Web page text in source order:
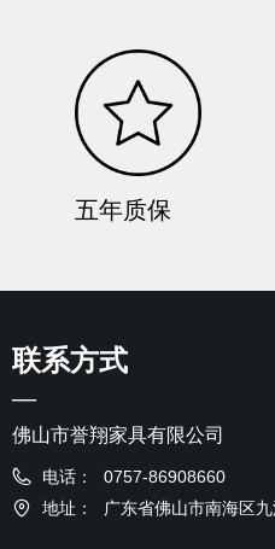
联系方式
—
电话：
0757-86908660
地址：
广东省佛山市南海区
佛山市誉翔家具有限公司
五年质保